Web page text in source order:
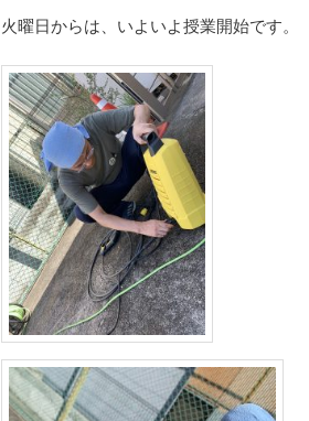
火曜日からは、いよいよ授業開始です。